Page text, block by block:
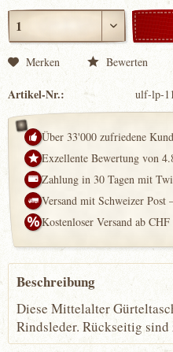
Merken Bewerten
Artikel-Nr.: ulf-lp-
Über 33'000 zufriedene
Exzellente Bewertung von
Zahlung in 30 Tagen mit
Versand mit Schweizer Post
Kostenloser Versand ab
Beschreibung
Diese Mittelalter
Rindsleder. Rückseitig sind